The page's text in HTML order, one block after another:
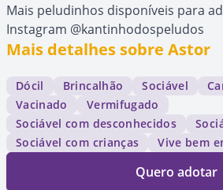
Mais peludinhos disponíveis para
Instagram @kantinhodospeludos
Mais detalhes sobre Astor
Dócil Brincalhão Sociável
Vacinado
Vermifugado
Sociável com desconhecidos
Sociável com crianças
Vive bem
Quero adotar